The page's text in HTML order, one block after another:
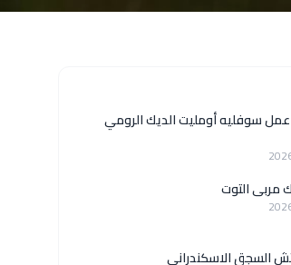
سوفليه أومليت الديك الرومي
التوت
السجق الاسكندراني